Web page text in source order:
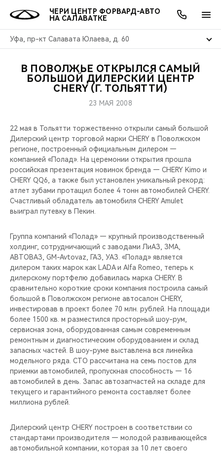
ЧЕРИ ЦЕНТР ФОРВАРД-АВТО
НА САЛАВАТКЕ
Уфа, пр-кт Салавата Юлаева, д. 60
МОДЕЛИ
КРОССОВЕРЫ
СЕДАНЫ
НОВИНКИ
ПОКУПАТЕЛЯМ
ВЛАДЕЛЬЦАМ
ПОДДЕРЖКА
CHERY CONNECT
МИР CHERY
CHERY В СОЦСЕТЯХ
ЛЮДИ CHERY
БЛАГОТВОРИТЕЛЬНОСТЬ
CHERY И СПОРТ
НАШИ МЕРОПРИЯТИЯ
ВИДЕООБЗОРЫ
CHERY ДЛЯ ДЕТЕЙ
АКЦИИ
ОНЛАЙН СЕРВИСЫ
О КОМПАНИИ
В ПОВОЛЖЬЕ ОТКРЫЛСЯ САМЫЙ
БОЛЬШОЙ ДИЛЕРСКИЙ ЦЕНТР
CHERY (Г. ТОЛЬЯТТИ)
23 МАЯ 2008
22 мая в Тольятти торжественно открыли самый большой
Дилерский центр торговой марки CHERY в Поволжском
регионе, построенный официальным дилером —
компанией «Полад». На церемонии открытия прошла
российская презентация новинок бренда — CHERY Kimo и
CHERY QQ6, а также был установлен уникальный рекорд:
атлет зубами протащил более 4 тонн автомобилей CHERY.
Счастливый обладатель автомобиля CHERY Amulet
выиграл путевку в Пекин.
Группа компаний «Полад» — крупный производственный
холдинг, сотрудничающий с заводами ЛиАЗ, ЗМА,
АВТОВАЗ, GM-Avtovaz, ГАЗ, УАЗ. «Полад» является
дилером таких марок как LADA и Alfa Romeo, теперь к
дилерскому портфелю добавилась марка CHERY. В
сравнительно короткие сроки компания построила самый
большой в Поволжском регионе автосалон CHERY,
инвестировав в проект более 70 млн. рублей. На площади
более 1500 кв. м разместился просторный шоу-рум,
сервисная зона, оборудованная самым современным
ремонтным и диагностическим оборудованием и склад
запасных частей. В шоу-руме выставлена вся линейка
модельного ряда. СТО рассчитана на семь постов для
приемки автомобилей, пропускная способность — 16
автомобилей в день. Запас автозапчастей на складе для
текущего и гарантийного ремонта составляет более
миллиона рублей.
Дилерский центр CHERY построен в соответствии со
стандартами производителя — молодой развивающейся
автомобильной компании, которая за 10 лет своего